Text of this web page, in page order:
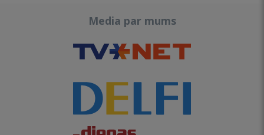
Media par mums